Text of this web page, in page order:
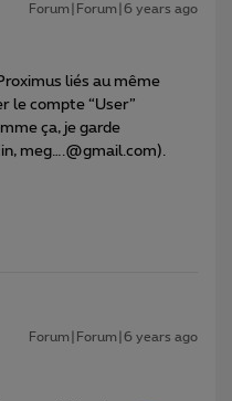
Forum|Forum|6 years ago
liés au même
le compte “User”
ça, je garde
meg….@gmail.com).
Forum|Forum|6 years ago